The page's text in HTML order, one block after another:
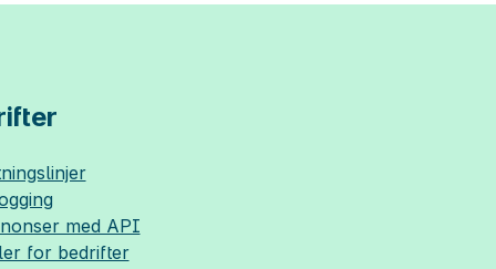
med API
for bedrifter